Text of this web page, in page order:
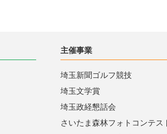
主催事業
埼玉新聞ゴルフ競技
埼玉文学賞
埼玉政経懇話会
さいたま森林フォトコンテス